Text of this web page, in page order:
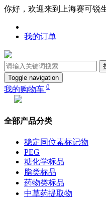
你好，欢迎来到上海赛可锐
我的订单
Toggle navigation
我的购物车 0
全部产品分类
稳定同位素标记物
PEG
糖化学标品
脂类标品
药物类标品
中草药提取物